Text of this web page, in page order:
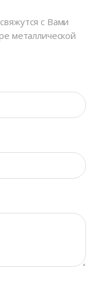
с Вами
металлической